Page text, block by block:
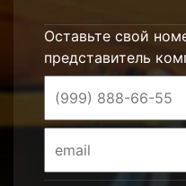
Оставьте свой
представитель